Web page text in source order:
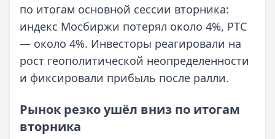
по итогам основной сессии вторника:
индекс Мосбиржи потерял около 4%, РТС
— около 4%. Инвесторы реагировали на
рост геополитической неопределенности
и фиксировали прибыль после ралли.
Рынок резко ушёл вниз по итогам
вторника